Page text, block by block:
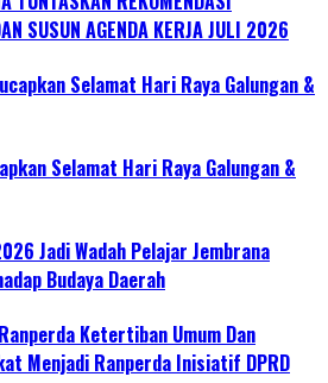
SUSUN AGENDA KERJA JULI 2026
Selamat Hari Raya Galungan &
Selamat Hari Raya Galungan &
Jadi Wadah Pelajar Jembrana
Budaya Daerah
Ketertiban Umum Dan
Menjadi Ranperda Inisiatif DPRD